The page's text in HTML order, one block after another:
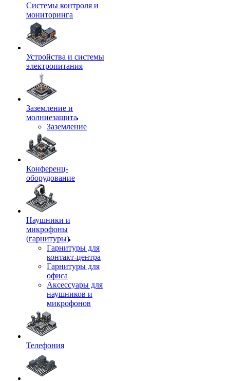
Системы контроля и
мониторинга
Устройства и системы
электропитания
Заземление и
молниезащита
Заземление
Конференц-
оборудование
Наушники и
микрофоны
(гарнитуры)
Гарнитуры для
контакт-центра
Гарнитуры для
офиса
Аксессуары для
наушников и
микрофонов
Телефония